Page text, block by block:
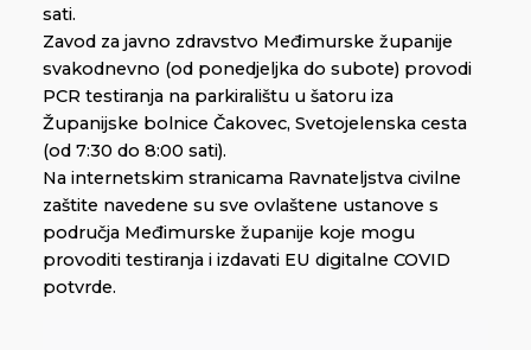
sati.
Zavod za javno zdravstvo Međimurske županije
svakodnevno (od ponedjeljka do subote) provodi
PCR testiranja na parkiralištu u šatoru iza
Županijske bolnice Čakovec, Svetojelenska cesta
(od 7:30 do 8:00 sati).
Na internetskim stranicama Ravnateljstva civilne
zaštite navedene su sve ovlaštene ustanove s
područja Međimurske županije koje mogu
provoditi testiranja i izdavati EU digitalne COVID
potvrde.